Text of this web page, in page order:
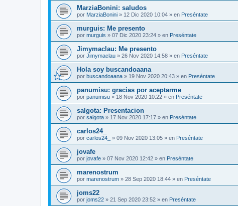
MarziaBonini: saludos
por MarziaBonini » 12 Dic 2020 10:04 » en Preséntate
murguis: Me presento
por murguis » 07 Dic 2020 23:24 » en Preséntate
Jimymaclau: Me presento
por Jimymaclau » 26 Nov 2020 14:58 » en Preséntate
Hola soy buscandoaana
por buscandoaana » 19 Nov 2020 20:43 » en Preséntate
panumisu: gracias por aceptarme
por panumisu » 18 Nov 2020 10:22 » en Preséntate
salgota: Presentacion
por salgota » 17 Nov 2020 17:17 » en Preséntate
carlos24_
por carlos24_ » 09 Nov 2020 13:05 » en Preséntate
jovafe
por jovafe » 07 Nov 2020 12:42 » en Preséntate
marenostrum
por marenostrum » 28 Sep 2020 18:44 » en Preséntate
joms22
por joms22 » 21 Sep 2020 23:52 » en Preséntate